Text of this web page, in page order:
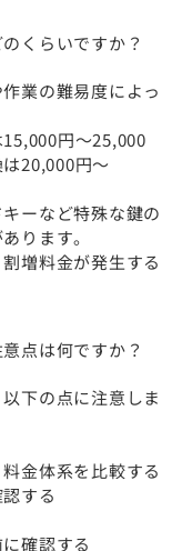
くらいですか？
業の難易度によっ
円〜25,000
20,000円〜
ーなど特殊な鍵の
ります。
増料金が発生する
点は何ですか？
下の点に注意しま
金体系を比較する
する
確認する